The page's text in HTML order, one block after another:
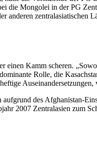
die Mongolei in der PG
anderen
einen Kamm scheren.
Rolle, die
des Afghanistan-
2007 Zentralasien zum